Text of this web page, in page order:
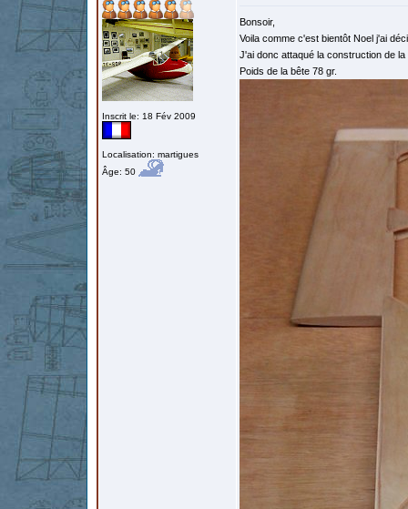
Inscrit le: 18 Fév 2009
Localisation: martigues
Âge: 50
Bonsoir,
Voila comme c'est bientôt Noel j'ai
J'ai donc attaqué la construction de
Poids de la bête 78 gr.